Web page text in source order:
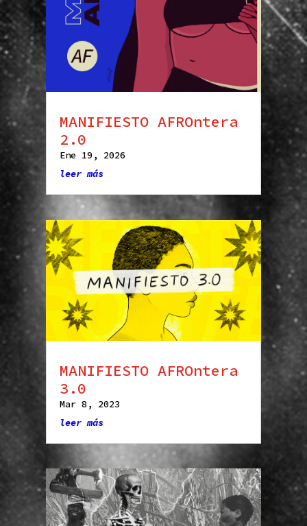
MANIFIESTO AFROntera
2.0
Ene 19, 2026
leer más
MANIFIESTO AFROntera
3.0
Mar 8, 2023
leer más